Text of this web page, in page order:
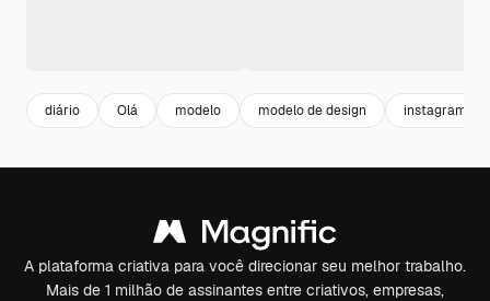
diário Olá modelo modelo de design instagram
A plataforma criativa para você direcionar seu melhor trabalho.
Mais de 1 milhão de assinantes entre criativos, empresas,